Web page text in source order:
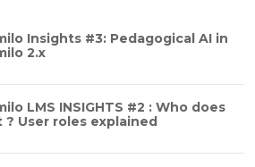
Insights #3: Pedagogical AI in
2.x
LMS INSIGHTS #2 : Who does
? User roles explained